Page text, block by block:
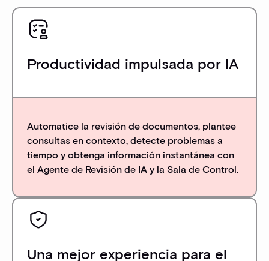
Productividad impulsada por IA
Automatice la revisión de documentos, plantee
consultas en contexto, detecte problemas a
tiempo y obtenga información instantánea con
el Agente de Revisión de IA y la Sala de Control.
Una mejor experiencia para el